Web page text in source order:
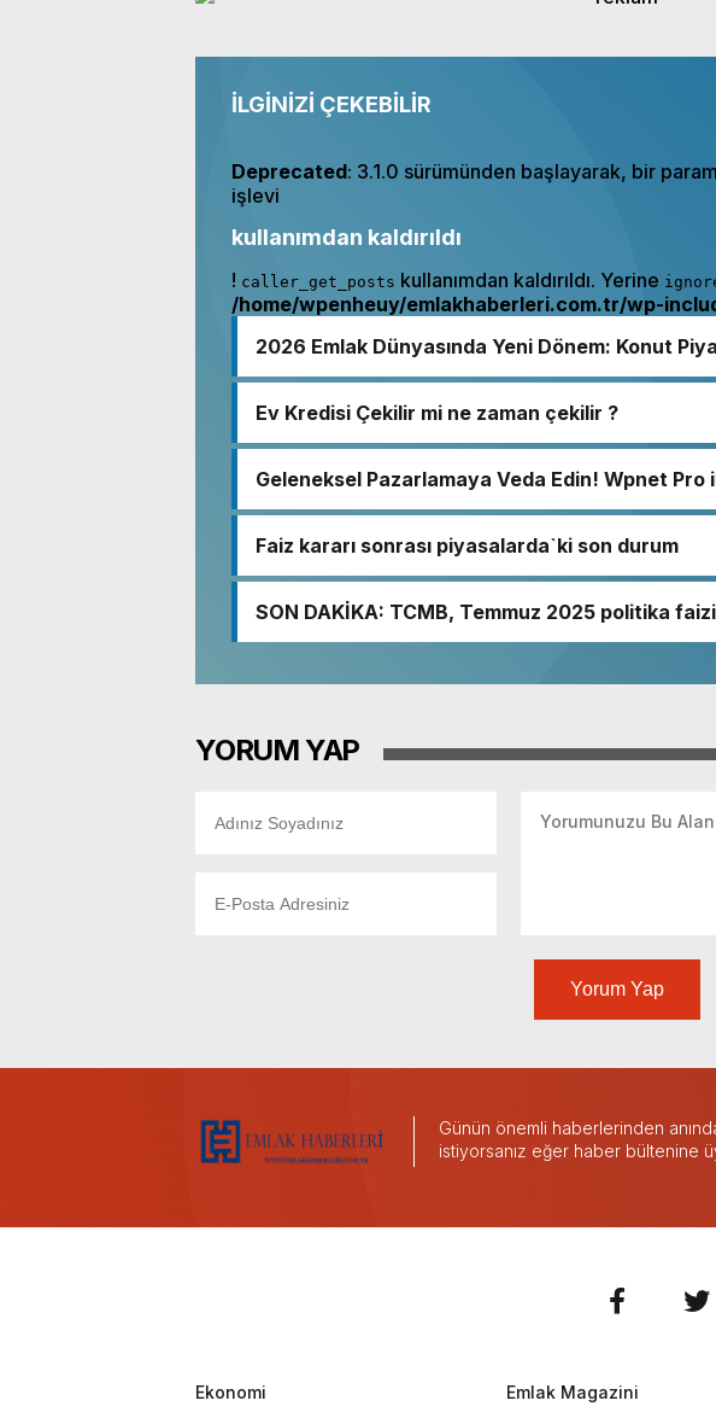
İLGİNİZİ ÇEKEBİLİR
Deprecated: 3.1.0 sürümünden başlayarak, bir
işlevi
kullanımdan kaldırıldı
! caller_get_posts kullanımdan kaldırıldı. Yerine
/home/wpenheuy/emlakhaberleri.com.tr/wp-
2026 Emlak Dünyasında Yeni Dönem: Konut
Ev Kredisi Çekilir mi ne zaman çekilir ?
Geleneksel Pazarlamaya Veda Edin! Wpnet Pro
Keşfedin!
Faiz kararı sonrası piyasalarda`ki son durum
SON DAKİKA: TCMB, Temmuz 2025 politika
YORUM YAP
Yorum Yap
Günün önemli haberlerinden
istiyorsanız eğer haber bültenine
Ekonomi
Emlak Magazini